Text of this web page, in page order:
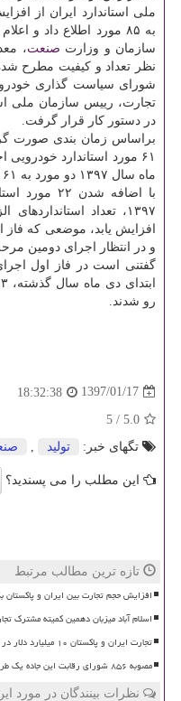
به ۸۵ مورد اطلاع داد و
سازمان و وزارت صنعت،
نظر تعداد و كیفیت مطرح
شورای سیاست گذاری
تجارت، رییس سازمان ملی
در دستور كار قرار گرفت.
۶۱ مورد استاندارد
با اضافه شدن
افزایش یابد، موضعی كه
و در انتظار اجرای دومین
رو شدند.
1397/01/17
18:32:38
5.0
/
5
تگهای خبر:
تولید
این مطلب را می پسندید؟
تازه ترین مطالب مرتبط
افزایش حجم تجارت بین ایران و پاکستان به رقم ۱۰
اسلام آباد میزبان دهمین کمیته مشترک
تجارت ایران و پاکستان ۱۰ میلیارد دلار در محاصره موانع تجاری
مصوبه ۸۵۶ شورای رقابت این جاده یک طرفه است
نظرات بینندگان در مورد